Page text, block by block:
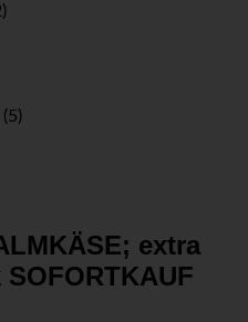
(5)
extra